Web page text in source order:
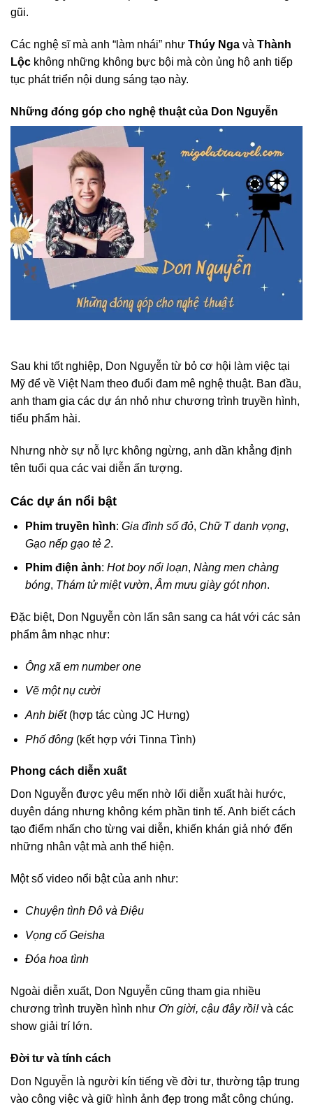
gũi.
Các nghệ sĩ mà anh “làm nhái” như Thúy Nga và Thành
Lộc không những không bực bội mà còn ủng hộ anh tiếp
tục phát triển nội dung sáng tạo này.
Những đóng góp cho nghệ thuật của Don Nguyễn
Sau khi tốt nghiệp, Don Nguyễn từ bỏ cơ hội làm việc tại
Mỹ để về Việt Nam theo đuổi đam mê nghệ thuật. Ban đầu,
anh tham gia các dự án nhỏ như chương trình truyền hình,
tiểu phẩm hài.
Nhưng nhờ sự nỗ lực không ngừng, anh dần khẳng định
tên tuổi qua các vai diễn ấn tượng.
Các dự án nổi bật
Phim truyền hình: Gia đình số đỏ, Chữ T danh vọng,
Gạo nếp gạo tẻ 2.
Phim điện ảnh: Hot boy nổi loạn, Nàng men chàng
bóng, Thám tử miệt vườn, Âm mưu giày gót nhọn.
Đặc biệt, Don Nguyễn còn lấn sân sang ca hát với các sản
phẩm âm nhạc như:
Ông xã em number one
Vẽ một nụ cười
Anh biết(hợp tác cùng JC Hưng)
Phố đông(kết hợp với Tinna Tình)
Phong cách diễn xuất
Don Nguyễn được yêu mến nhờ lối diễn xuất hài hước,
duyên dáng nhưng không kém phần tinh tế. Anh biết cách
tạo điểm nhấn cho từng vai diễn, khiến khán giả nhớ đến
những nhân vật mà anh thể hiện.
Một số video nổi bật của anh như:
Chuyện tình Đô và Điệu
Vọng cổ Geisha
Đóa hoa tình
Ngoài diễn xuất, Don Nguyễn cũng tham gia nhiều
chương trình truyền hình như Ơn giời, cậu đây rồi!và các
show giải trí lớn.
Đời tư và tính cách
Don Nguyễn là người kín tiếng về đời tư, thường tập trung
vào công việc và giữ hình ảnh đẹp trong mắt công chúng.